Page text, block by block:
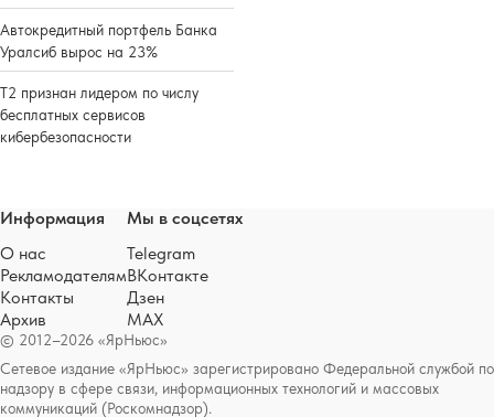
Автокредитный портфель Банка
Уралсиб вырос на 23%
Т2 признан лидером по числу
бесплатных сервисов
кибербезопасности
© 2012–2026 «ЯрНьюс»
Сетевое издание «ЯрНьюс» зарегистрировано Федеральной службой по
надзору в сфере связи, информационных технологий и массовых
коммуникаций (Роскомнадзор).
Информация
О нас
Рекламодателям
Контакты
Архив
Мы в соцсетях
Telegram
ВКонтакте
Дзен
MAX